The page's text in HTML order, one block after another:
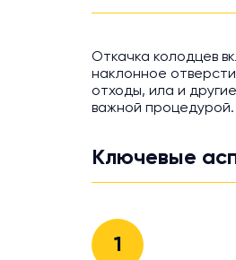
Откачка колодцев
наклонное
отходы, ила и
важной процедурой.
Ключевые
1